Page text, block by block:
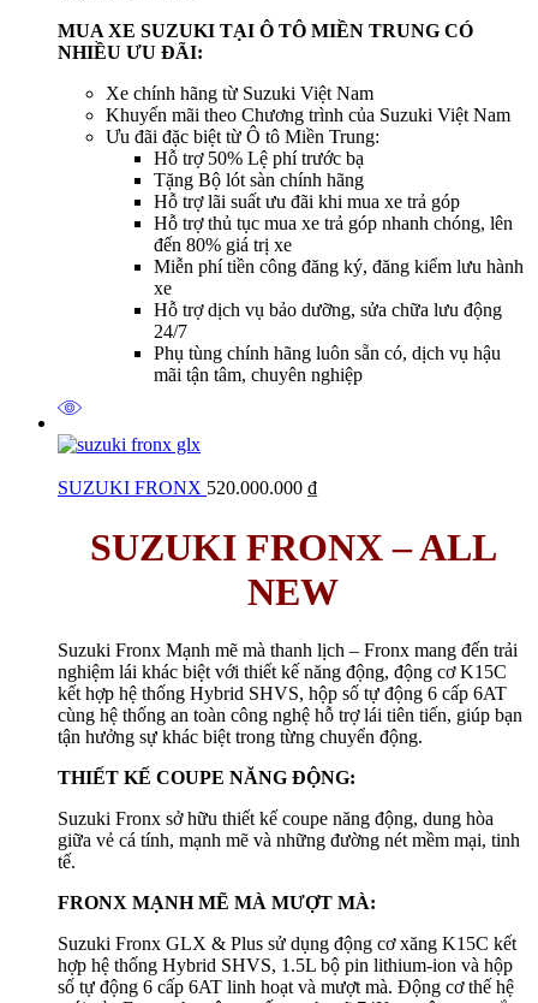
MUA XE SUZUKI TẠI Ô TÔ MIỀN TRUNG CÓ
NHIỀU ƯU ĐÃI:
Xe chính hãng từ Suzuki Việt Nam
Khuyến mãi theo Chương trình của Suzuki Việt Nam
Ưu đãi đặc biệt từ Ô tô Miền Trung:
Hỗ trợ 50% Lệ phí trước bạ
Tặng Bộ lót sàn chính hãng
Hỗ trợ lãi suất ưu đãi khi mua xe trả góp
Hỗ trợ thủ tục mua xe trả góp nhanh chóng, lên
đến 80% giá trị xe
Miễn phí tiền công đăng ký, đăng kiểm lưu hành
xe
Hỗ trợ dịch vụ bảo dưỡng, sửa chữa lưu động
24/7
Phụ tùng chính hãng luôn sẵn có, dịch vụ hậu
mãi tận tâm, chuyên nghiệp
SUZUKI FRONX 520.000.000 ₫
SUZUKI FRONX – ALL
NEW
Suzuki Fronx Mạnh mẽ mà thanh lịch – Fronx mang đến trải
nghiệm lái khác biệt với thiết kế năng động, động cơ K15C
kết hợp hệ thống Hybrid SHVS, hộp số tự động 6 cấp 6AT
cùng hệ thống an toàn công nghệ hỗ trợ lái tiên tiến, giúp bạn
tận hưởng sự khác biệt trong từng chuyển động.
THIẾT KẾ COUPE NĂNG ĐỘNG:
Suzuki Fronx sở hữu thiết kế coupe năng động, dung hòa
giữa vẻ cá tính, mạnh mẽ và những đường nét mềm mại, tinh
tế.
FRONX MẠNH MẼ MÀ MƯỢT MÀ:
Suzuki Fronx GLX & Plus sử dụng động cơ xăng K15C kết
hợp hệ thống Hybrid SHVS, 1.5L bộ pin lithium-ion và hộp
số tự động 6 cấp 6AT linh hoạt và mượt mà. Động cơ thế hệ